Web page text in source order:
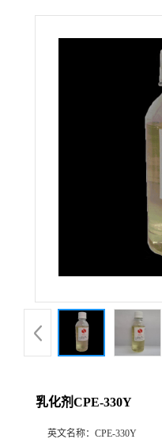
乳化剂CPE-330Y
英文名称： CPE-330Y